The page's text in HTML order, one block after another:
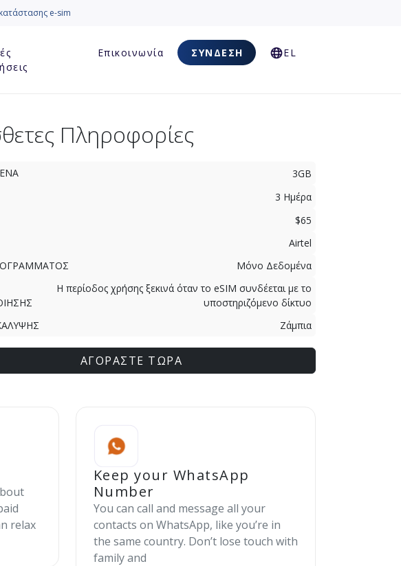
e-sim
Επικοινωνία ΣΎΝΔΕΣΗ EL
Πληροφορίες
3GB
3 Ημέρα
$65
Airtel
Μόνο Δεδομένα
Η περίοδος χρήσης ξεκινά όταν το eSIM συνδέεται με το
υποστηριζόμενο δίκτυο
Ζάμπια
ΑΓΟΡΑΣΤΕ ΤΩΡΑ
relax
Keep your WhatsApp
Number
You can call and message all your
contacts on WhatsApp, like you’re in
the same country. Don’t lose touch with
family and